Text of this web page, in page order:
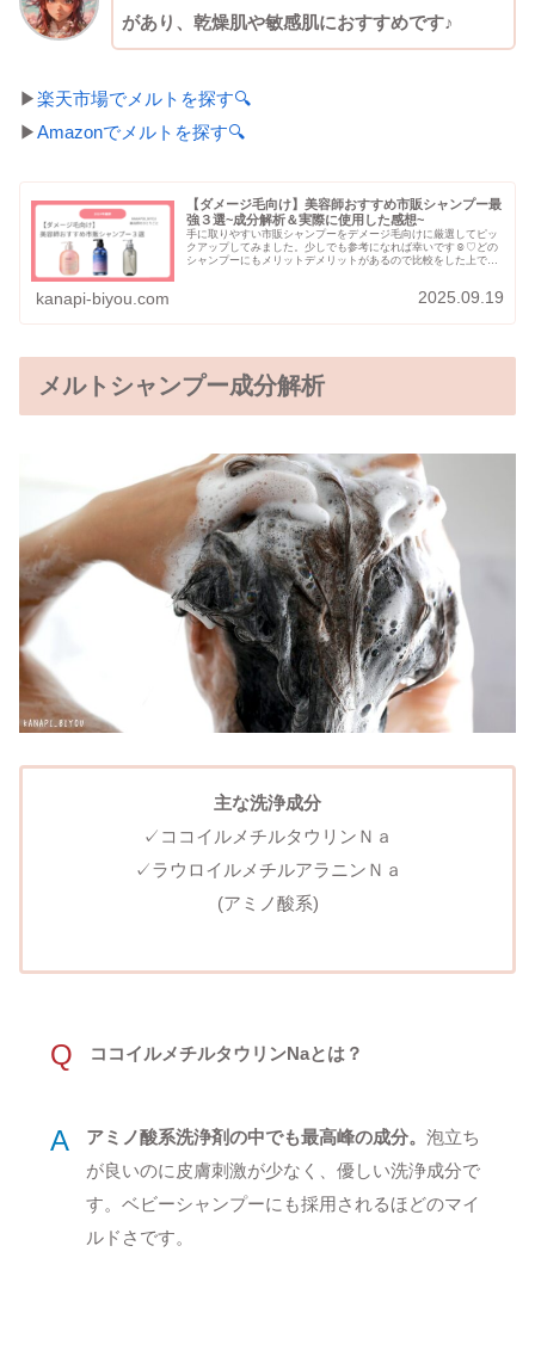
があり、乾燥肌や敏感肌におすすめです♪
▶楽天市場でメルトを探す🔍
▶Amazonでメルトを探す🔍
【ダメージ毛向け】美容師おすすめ市販シャンプー最
強３選~成分解析＆実際に使用した感想~
手に取りやすい市販シャンプーをデメージ毛向けに厳選してピッ
クアップしてみました。少しでも参考になれば幸いです☺♡どの
シャンプーにもメリットデメリットがあるので比較をした上で、
思っています。根気強くはなりますが、美髪へと近づくと髪が扱
がきっと楽しくなりますよ♪
kanapi-biyou.com 2025.09.19
メルトシャンプー成分解析
主な洗浄成分
✓ココイルメチルタウリンＮａ
✓ラウロイルメチルアラニンＮａ
(アミノ酸系)
Q ココイルメチルタウリンNaとは？
A アミノ酸系洗浄剤の中でも最高峰の成分。 泡立ち
が良いのに皮膚刺激が少なく、優しい洗浄成分で
す。ベビーシャンプーにも採用されるほどのマイ
ルドさです。